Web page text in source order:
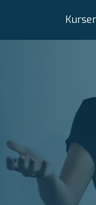
Kurser